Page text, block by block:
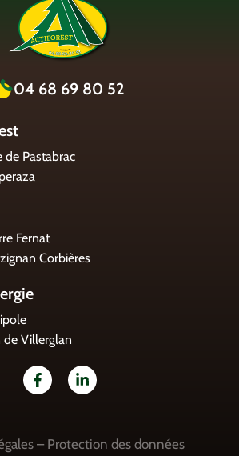
de Pastabrac
Fernat
Corbières
de Villerglan
04 68 69 80 52
– Protection des données